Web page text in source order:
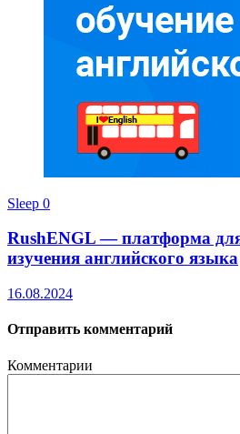
Sleep 0
RushENGL — платформа для
изучения английского языка
16.08.2024
Отправить комментарий
Комментарии